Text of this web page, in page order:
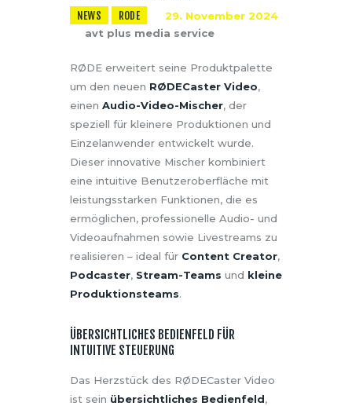
KONTAKT
NEWS RODE
29. November 2024
avt plus media service
RØDE erweitert seine Produktpalette
um den neuen RØDECaster Video,
einen Audio-Video-Mischer, der
speziell für kleinere Produktionen und
Einzelanwender entwickelt wurde.
Dieser innovative Mischer kombiniert
eine intuitive Benutzeroberfläche mit
leistungsstarken Funktionen, die es
ermöglichen, professionelle Audio- und
Videoaufnahmen sowie Livestreams zu
realisieren – ideal für Content Creator,
Podcaster, Stream-Teams und kleine
Produktionsteams.
ÜBERSICHTLICHES BEDIENFELD FÜR
INTUITIVE STEUERUNG
Das Herzstück des RØDECaster Video
ist sein übersichtliches Bedienfeld,